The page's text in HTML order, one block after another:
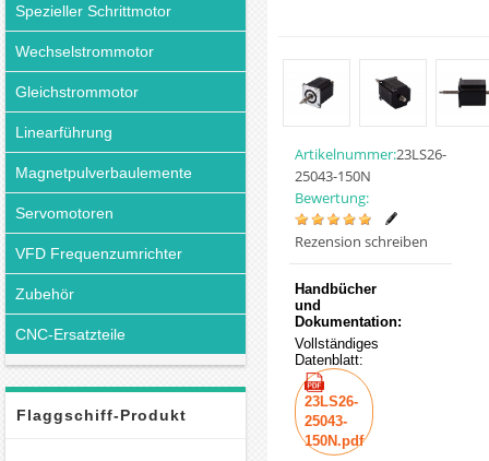
Spezieller Schrittmotor
Wechselstrommotor
Gleichstrommotor
Linearführung
Magnetpulverbaulemente
Servomotoren
VFD Frequenzumrichter
Zubehör
CNC-Ersatzteile
Flaggschiff-Produkt
Artikelnummer:23LS26-
25043-150N
Bewertung:
Rezension schreiben
Handbücher
und
Dokumentation:
Vollständiges
Datenblatt:
23LS26-
25043-
150N.pdf